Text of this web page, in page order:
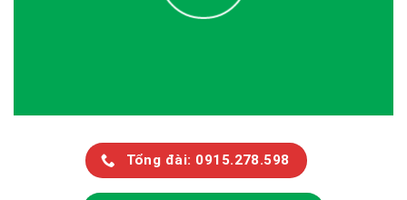
Tổng đài: 0915.278.598